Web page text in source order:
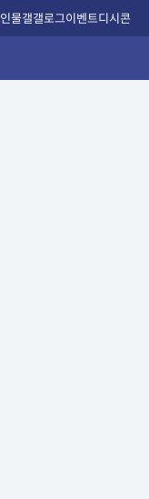
인물갤갤로그이벤트디시콘